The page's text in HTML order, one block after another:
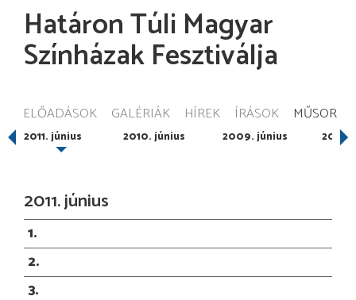
Határon Túli Magyar
Színházak Fesztiválja
ELŐADÁSOK GALÉRIÁK HÍREK ÍRÁSOK MŰSOR
2011. június 2010. június 2009. június 2008.
2011. június
1
2
3